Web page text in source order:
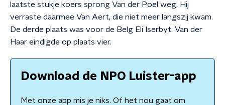
laatste stukje koers sprong Van der Poel weg. Hij
verraste daarmee Van Aert, die niet meer langszij kwam.
De derde plaats was voor de Belg Eli Iserbyt. Van der
Haar eindigde op plaats vier.
Download de NPO Luister-app
Met onze app mis je niks. Of het nou gaat om